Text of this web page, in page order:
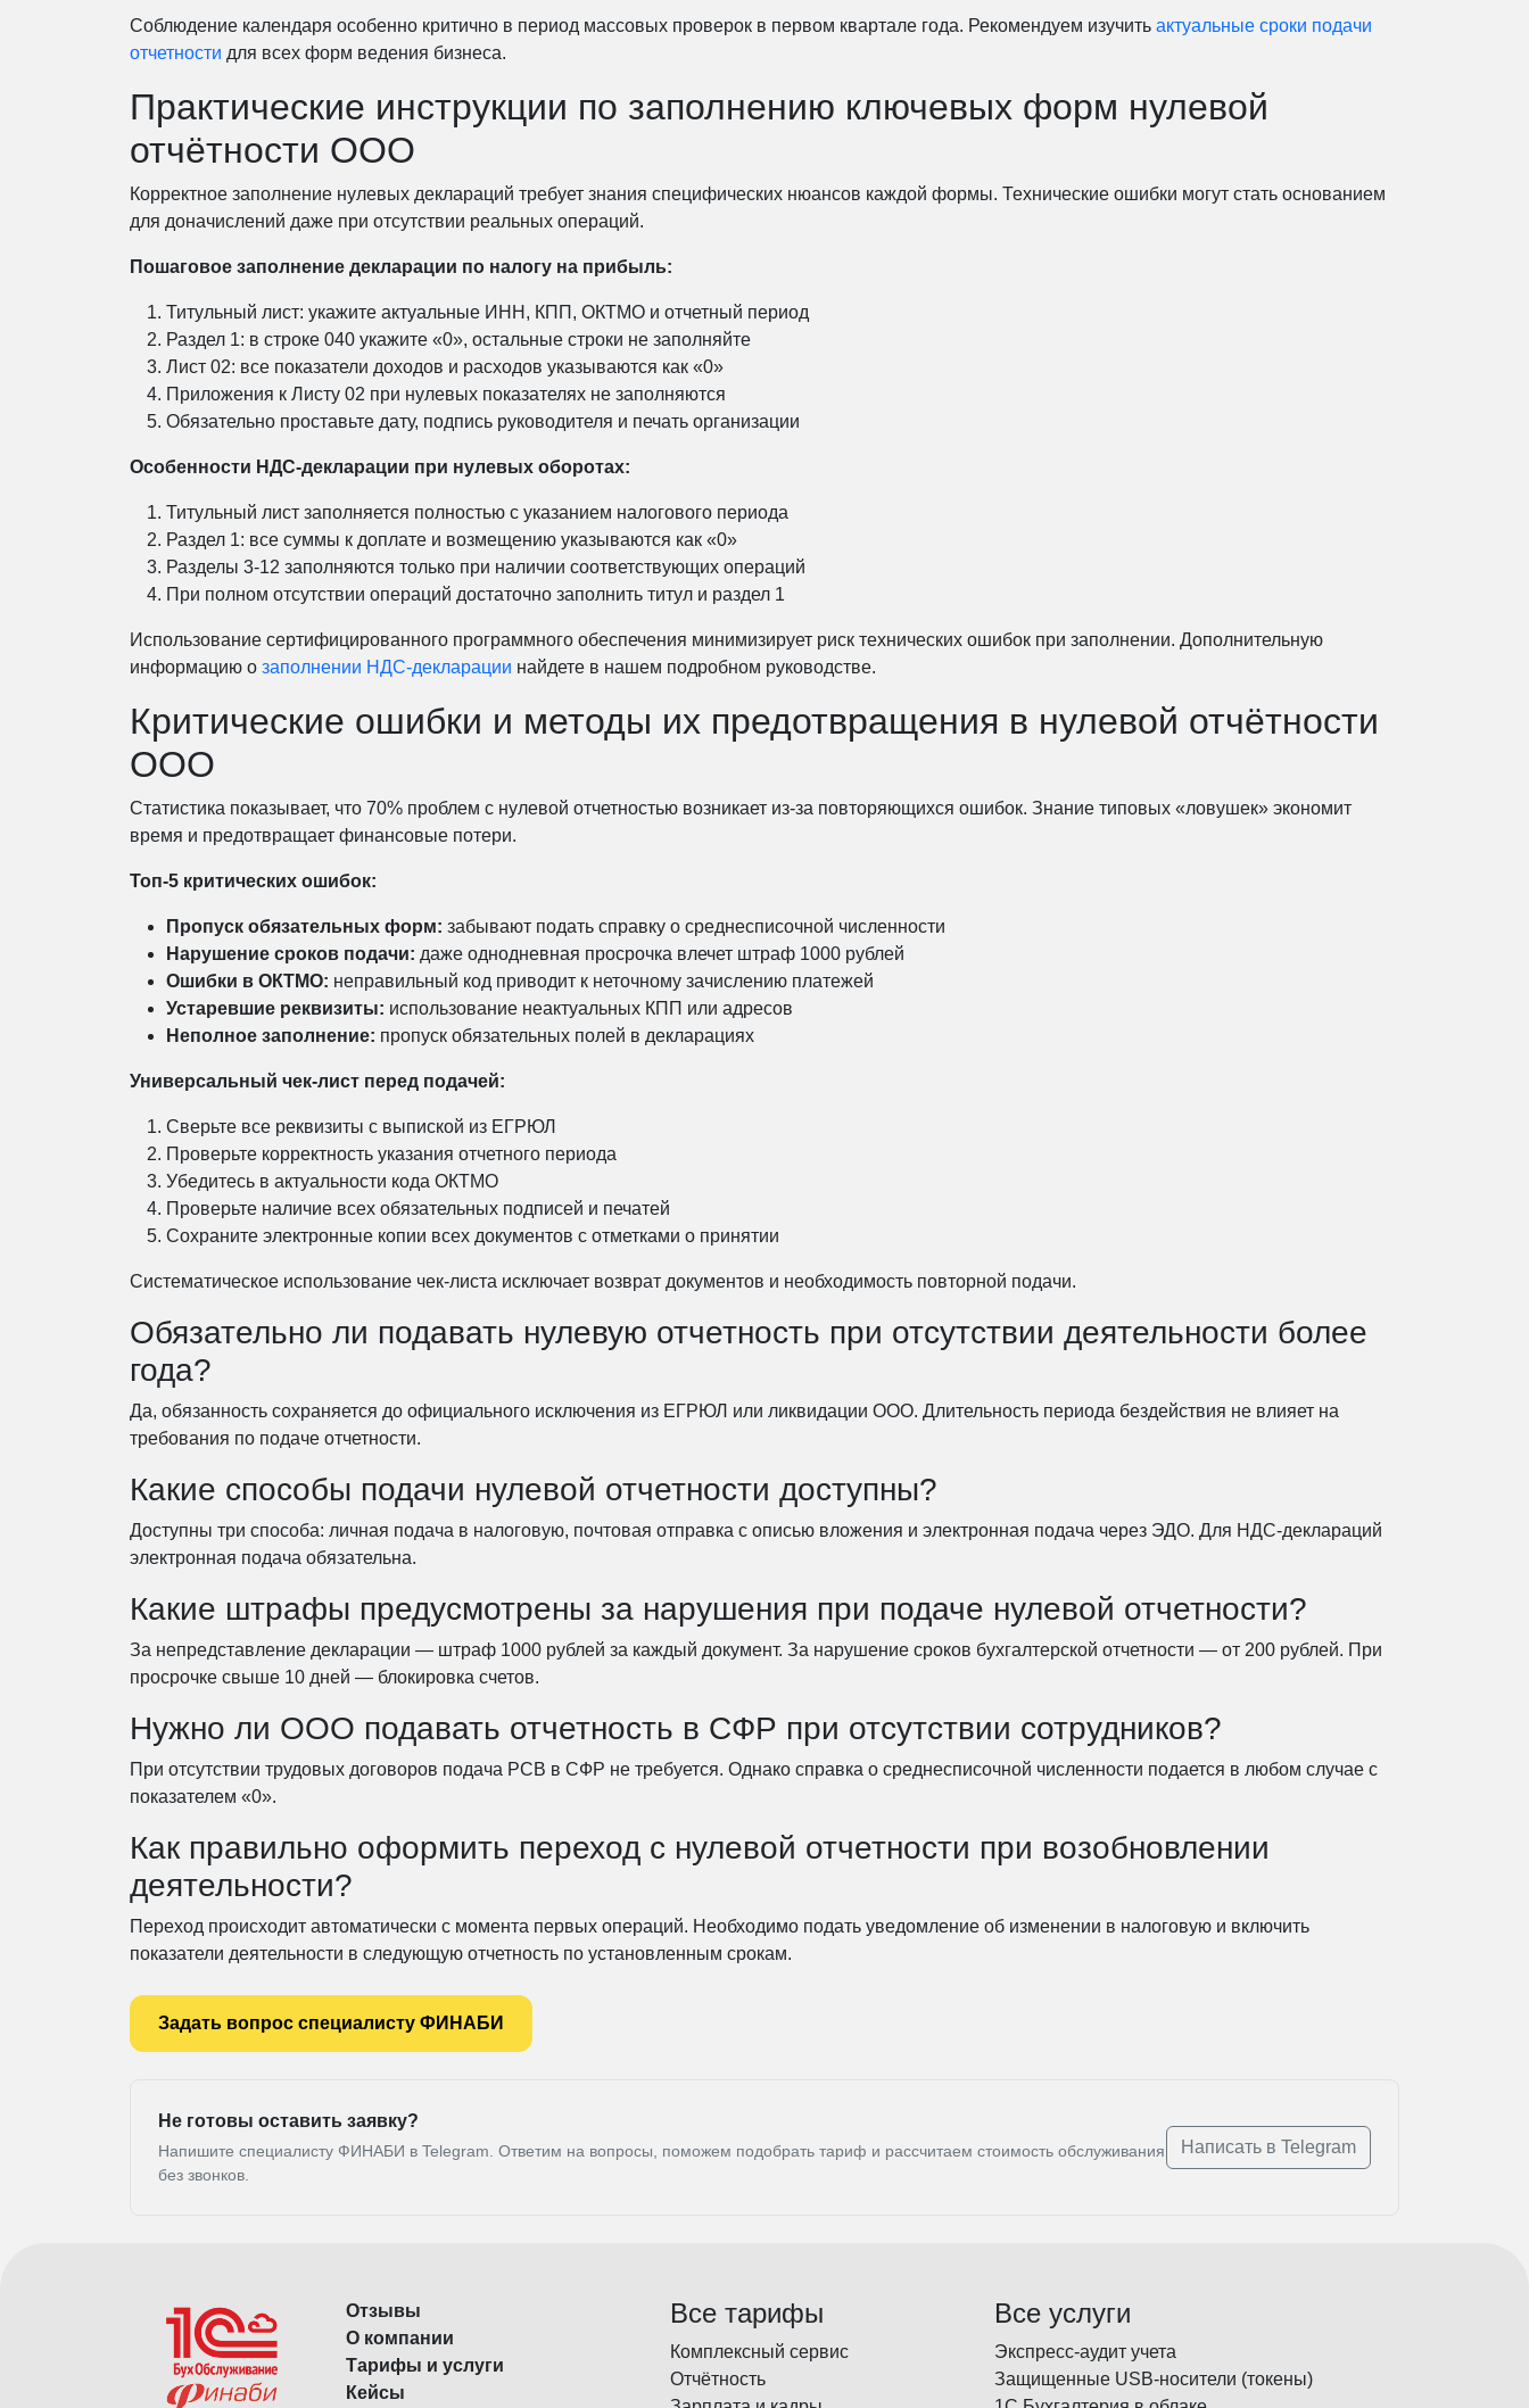
Соблюдение календаря особенно критично в период массовых проверок в первом квартале года. Рекомендуем изучить актуальные сроки подачи
отчетности для всех форм ведения бизнеса.
Практические инструкции по заполнению ключевых форм нулевой
отчётности ООО
Корректное заполнение нулевых деклараций требует знания специфических нюансов каждой формы. Технические ошибки могут стать основанием
для доначислений даже при отсутствии реальных операций.
Пошаговое заполнение декларации по налогу на прибыль:
Титульный лист: укажите актуальные ИНН, КПП, ОКТМО и отчетный период
Раздел 1: в строке 040 укажите «0», остальные строки не заполняйте
Лист 02: все показатели доходов и расходов указываются как «0»
Приложения к Листу 02 при нулевых показателях не заполняются
Обязательно проставьте дату, подпись руководителя и печать организации
Особенности НДС-декларации при нулевых оборотах:
Титульный лист заполняется полностью с указанием налогового периода
Раздел 1: все суммы к доплате и возмещению указываются как «0»
Разделы 3-12 заполняются только при наличии соответствующих операций
При полном отсутствии операций достаточно заполнить титул и раздел 1
Использование сертифицированного программного обеспечения минимизирует риск технических ошибок при заполнении. Дополнительную
информацию о заполнении НДС-декларации найдете в нашем подробном руководстве.
Критические ошибки и методы их предотвращения в нулевой отчётности
ООО
Статистика показывает, что 70% проблем с нулевой отчетностью возникает из-за повторяющихся ошибок. Знание типовых «ловушек» экономит
время и предотвращает финансовые потери.
Топ-5 критических ошибок:
Пропуск обязательных форм: забывают подать справку о среднесписочной численности
Нарушение сроков подачи: даже однодневная просрочка влечет штраф 1000 рублей
Ошибки в ОКТМО: неправильный код приводит к неточному зачислению платежей
Устаревшие реквизиты: использование неактуальных КПП или адресов
Неполное заполнение: пропуск обязательных полей в декларациях
Универсальный чек-лист перед подачей:
Сверьте все реквизиты с выпиской из ЕГРЮЛ
Проверьте корректность указания отчетного периода
Убедитесь в актуальности кода ОКТМО
Проверьте наличие всех обязательных подписей и печатей
Сохраните электронные копии всех документов с отметками о принятии
Систематическое использование чек-листа исключает возврат документов и необходимость повторной подачи.
Обязательно ли подавать нулевую отчетность при отсутствии деятельности более
года?
Да, обязанность сохраняется до официального исключения из ЕГРЮЛ или ликвидации ООО. Длительность периода бездействия не влияет на
требования по подаче отчетности.
Какие способы подачи нулевой отчетности доступны?
Доступны три способа: личная подача в налоговую, почтовая отправка с описью вложения и электронная подача через ЭДО. Для НДС-деклараций
электронная подача обязательна.
Какие штрафы предусмотрены за нарушения при подаче нулевой отчетности?
За непредставление декларации — штраф 1000 рублей за каждый документ. За нарушение сроков бухгалтерской отчетности — от 200 рублей. При
просрочке свыше 10 дней — блокировка счетов.
Нужно ли ООО подавать отчетность в СФР при отсутствии сотрудников?
При отсутствии трудовых договоров подача РСВ в СФР не требуется. Однако справка о среднесписочной численности подается в любом случае с
показателем «0».
Как правильно оформить переход с нулевой отчетности при возобновлении
деятельности?
Переход происходит автоматически с момента первых операций. Необходимо подать уведомление об изменении в налоговую и включить
показатели деятельности в следующую отчетность по установленным срокам.
Задать вопрос специалисту ФИНАБИ
Не готовы оставить заявку?
Напишите специалисту ФИНАБИ в Telegram. Ответим на вопросы, поможем подобрать тариф и рассчитаем стоимость обслуживания
без звонков.
Написать в Telegram
Отзывы
О компании
Тарифы и услуги
Кейсы
Все тарифы
Комплексный сервис
Отчётность
Все услуги
Экспресс-аудит учета
Защищенные USB-носители (токены)